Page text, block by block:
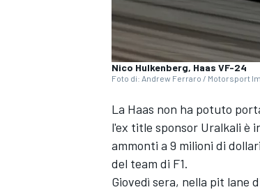
MONOPOSTO
Nico Hulkenberg, Haas VF-24
Foto di: Andrew Ferraro / Motorsport
La Haas non ha potuto
l'ex title sponsor Uralkali è
ammonti a 9 milioni di
del team di F1.
Giovedì sera, nella pit lane